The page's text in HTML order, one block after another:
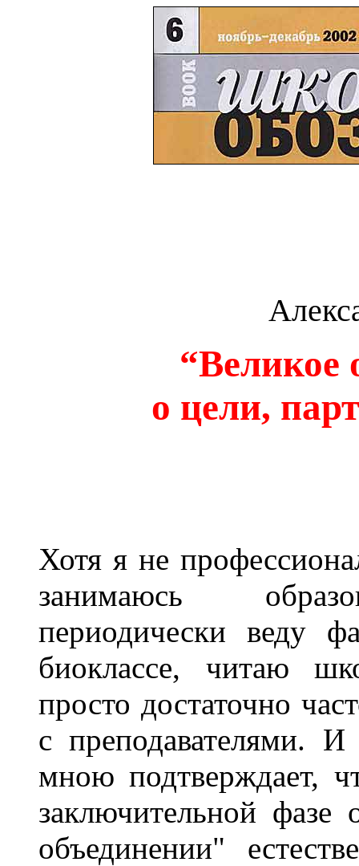
“Великое
о цели,
Хотя я не
занимаюсь
периодически веду
биоклассе, читаю
просто достаточно
с преподавателями.
мною подтверждает,
заключительной фазе
объединении"